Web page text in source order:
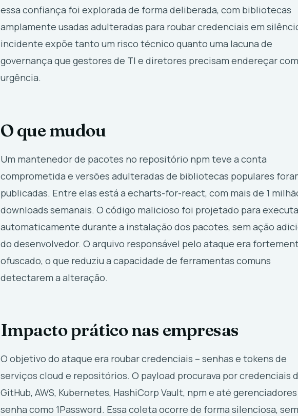
essa confiança foi explorada de forma deliberada, com bibliotecas
amplamente usadas adulteradas para roubar credenciais em
incidente expõe tanto um risco técnico quanto uma lacuna de
governança que gestores de TI e diretores precisam endereçar com
urgência.
O que mudou
Um mantenedor de pacotes no repositório npm teve a conta
comprometida e versões adulteradas de bibliotecas populares
publicadas. Entre elas está a echarts-for-react, com mais de 1
downloads semanais. O código malicioso foi projetado para
automaticamente durante a instalação dos pacotes, sem ação
do desenvolvedor. O arquivo responsável pelo ataque era
ofuscado, o que reduziu a capacidade de ferramentas comuns
detectarem a alteração.
Impacto prático nas empresas
O objetivo do ataque era roubar credenciais – senhas e tokens de
serviços cloud e repositórios. O payload procurava por credenciais
GitHub, AWS, Kubernetes, HashiCorp Vault, npm e até
senha como 1Password. Essa coleta ocorre de forma silenciosa, sem